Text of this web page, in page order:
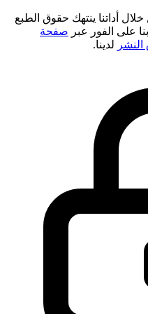
أداتنا ينتهك حقوق الطبع
على الفور عبر صفحة
لدينا.